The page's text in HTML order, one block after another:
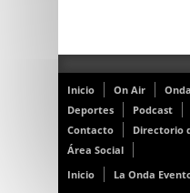
Inicio On Air
Deportes
Podcast
Contacto
Directorio
Área Social
Inicio
La Onda